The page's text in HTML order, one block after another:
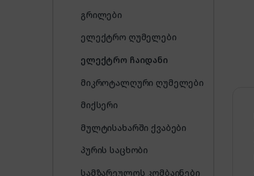
გრილები
ელექტრო ღუმელები
ელექტრო ჩაიდანი
მიკროტალღური ღუმელები
მიქსერი
მულტისახარში ქვაბები
პურის საცხობი
სამზარეულოს კომბაინები